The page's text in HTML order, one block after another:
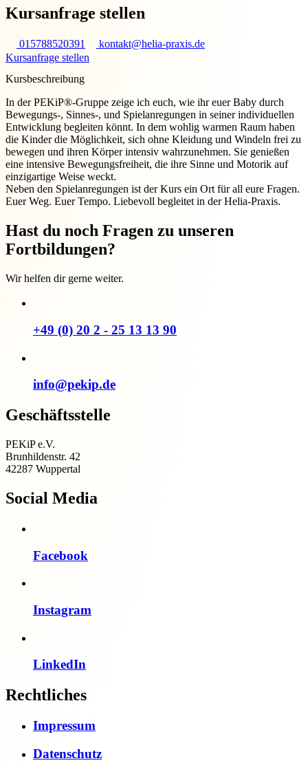
Kursanfrage stellen
015788520391
kontakt@helia-praxis.de
Kursanfrage stellen
Kursbeschreibung
In der PEKiP®-Gruppe zeige ich euch, wie ihr euer Baby durch
Bewegungs-, Sinnes-, und Spielanregungen in seiner individuellen
Entwicklung begleiten könnt. In dem wohlig warmen Raum haben
die Kinder die Möglichkeit, sich ohne Kleidung und Windeln frei zu
bewegen und ihren Körper intensiv wahrzunehmen. Sie genießen
eine intensive Bewegungsfreiheit, die ihre Sinne und Motorik auf
einzigartige Weise weckt.
Neben den Spielanregungen ist der Kurs ein Ort für all eure Fragen.
Euer Weg. Euer Tempo. Liebevoll begleitet in der Helia-Praxis.
Hast du noch Fragen zu unseren
Fortbildungen?
Wir helfen dir gerne weiter.
+49 (0) 20 2 - 25 13 13 90
info@pekip.de
Geschäftsstelle
PEKiP e.V.
Brunhildenstr. 42
42287 Wuppertal
Social Media
Facebook
Instagram
LinkedIn
Rechtliches
Impressum
Datenschutz